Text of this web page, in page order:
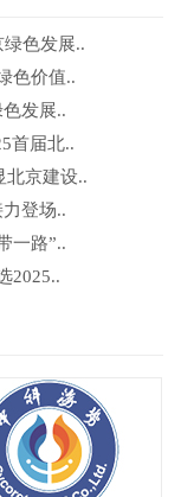
色发展..
色价值..
发展..
首届北..
北京建设..
登场..
一路”..
2025..